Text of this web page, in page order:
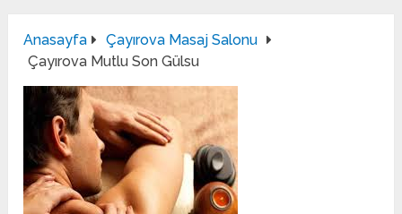
Anasayfa
Çayırova Masaj Salonu
Çayırova Mutlu Son Gülsu